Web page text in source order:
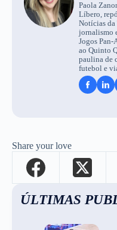
Paola
Líbero,
Notícias da
jornalismo
Jogos Pan-
ao Quinto
paulina de
futebol e
Share your love
ÚLTIMAS